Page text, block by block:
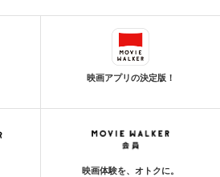
映画アプリの決定版！
映画体験を、オトクに。